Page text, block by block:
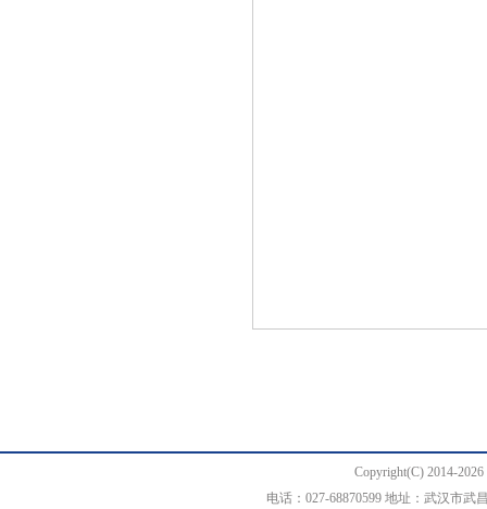
Copyright(C) 2014-
电话：027-68870599 地址：武汉市